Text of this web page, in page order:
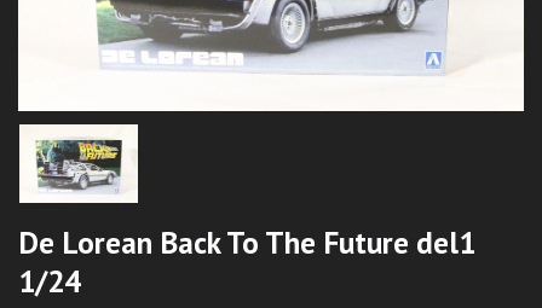
De Lorean Back To The Future del1
1/24